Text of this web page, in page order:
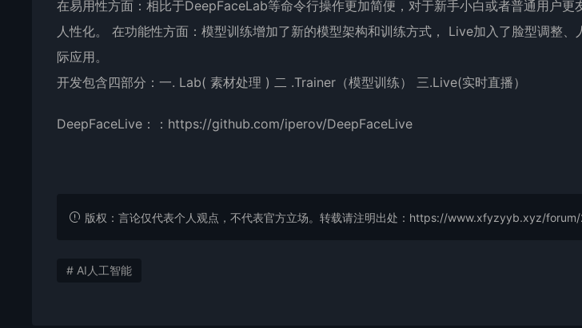
在易用性方面：相比于DeepFaceLab等命令行操作更加简便，对于新手小白或者普通用户更
人性化。 在功能性方面：模型训练增加了新的模型架构和训练方式， Live加入了脸型调整
际应用。
开发包含四部分：一. Lab( 素材处理 ) 二 .Trainer（模型训练） 三.Live(实时直播）
DeepFaceLive： ： https://github.com/iperov/DeepFaceLive
版权：言论仅代表个人观点，不代表官方立场。转载请注明出处：https://www.xfyzyyb.xyz/
# AI人工智能